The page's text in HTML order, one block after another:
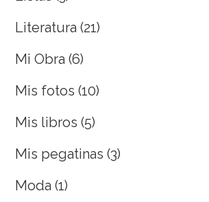
Literatura (21)
Mi Obra (6)
Mis fotos (10)
Mis libros (5)
Mis pegatinas (3)
Moda (1)